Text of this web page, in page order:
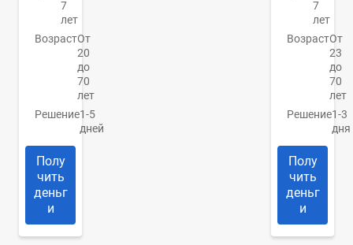
7
лет
ВозрастОт
20
до
70
лет
Решение1-5
дней
Полу
чить
деньг
и
7
лет
ВозрастОт
23
до
70
лет
Решение1-3
дня
Полу
чить
деньг
и